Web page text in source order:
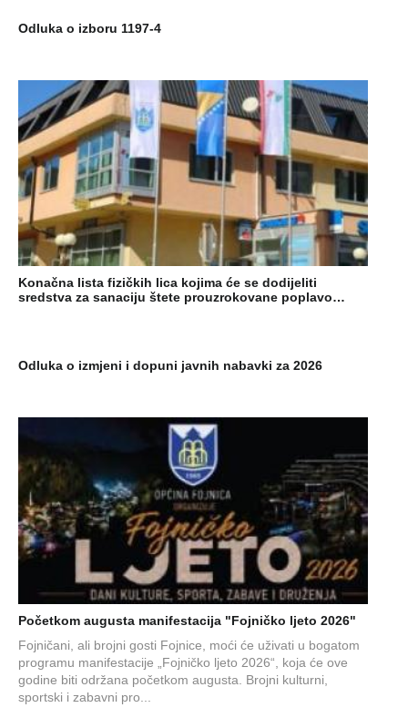
Odluka o izboru 1197-4
Konačna lista fizičkih lica kojima će se dodijeliti
sredstva za sanaciju štete prouzrokovane poplavo…
Odluka o izmjeni i dopuni javnih nabavki za 2026
Početkom augusta manifestacija "Fojničko ljeto 2026"
Fojničani, ali brojni gosti Fojnice, moći će uživati u bogatom
programu manifestacije „Fojničko ljeto 2026“, koja će ove
godine biti održana početkom augusta. Brojni kulturni,
sportski i zabavni pro...